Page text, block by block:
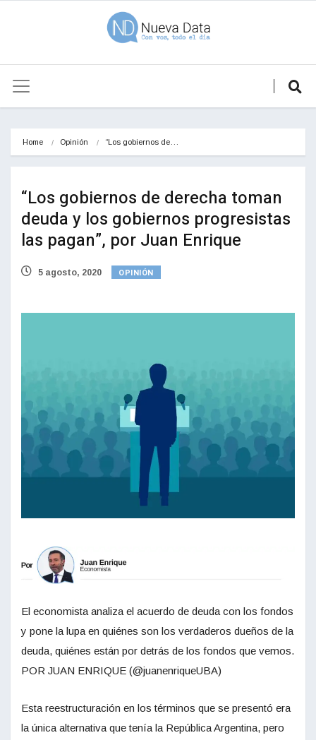
Home Opinión “Los gobiernos de…
“Los gobiernos de derecha toman
deuda y los gobiernos progresistas
las pagan”, por Juan Enrique
5 agosto, 2020 OPINIÓN
El economista analiza el acuerdo de deuda con los fondos
y pone la lupa en quiénes son los verdaderos dueños de la
deuda, quiénes están por detrás de los fondos que vemos.
POR JUAN ENRIQUE (@juanenriqueUBA)
Esta reestructuración en los términos que se presentó era
la única alternativa que tenía la República Argentina, pero